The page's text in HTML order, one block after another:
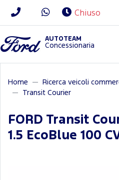
Chiuso
AUTOTEAM
Concessionaria
Home Ricerca veicoli
Transit Courier
FORD Transit
1.5 EcoBlue 100